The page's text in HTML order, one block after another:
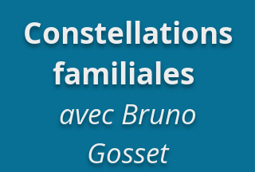
Constellations
familiales
avec Bruno
Gosset